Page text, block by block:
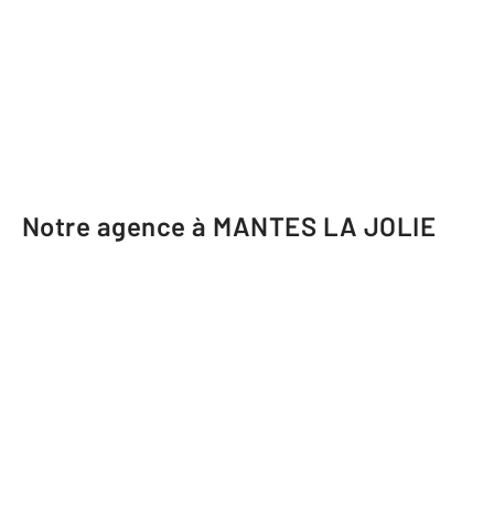
Notre agence à MANTES LA JOLIE